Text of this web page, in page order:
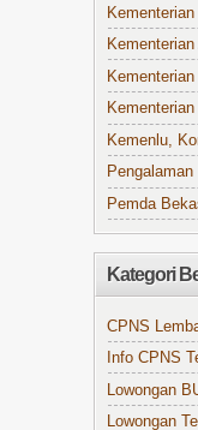
Kemenlu,
Pemda
Kategori
CPNS
Info CPNS
Lowongan
Lowongan